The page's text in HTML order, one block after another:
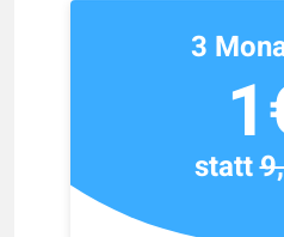
3
statt